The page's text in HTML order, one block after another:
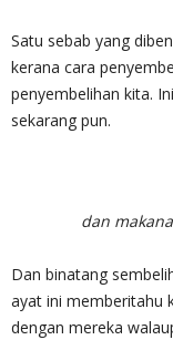
Satu sebab yang
kerana cara
penyembelihan kita.
sekarang pun.
dan
Dan binatang
ayat ini memberitahu
dengan mereka